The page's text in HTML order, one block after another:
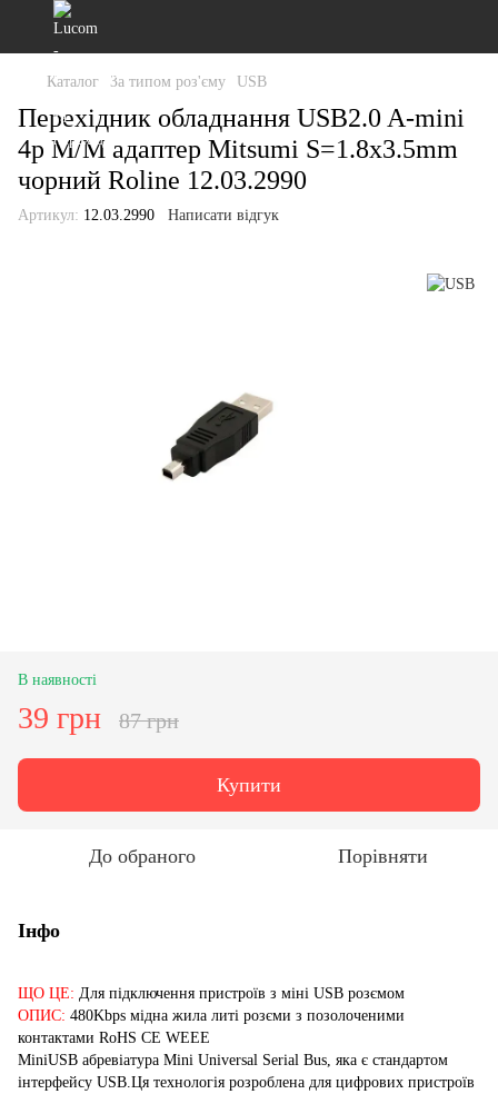
Каталог За типом роз'єму USB
Перехідник обладнання USB2.0 A-mini
4p M/M адаптер Mitsumi S=1.8x3.5mm
чорний Roline 12.03.2990
Артикул: 12.03.2990 Написати відгук
В наявності
39 грн 87 грн
Купити
До обраного Порівняти
Інфо
ЩО ЦЕ: Для підключення пристроїв з міні USB розємом
ОПИС: 480Kbps мідна жила литі розєми з позолоченими
контактами RoHS CE WEEE
MiniUSB абревіатура Mini Universal Serial Bus, яка є стандартом
інтерфейсу USB.Ця технологія розроблена для цифрових пристроїв